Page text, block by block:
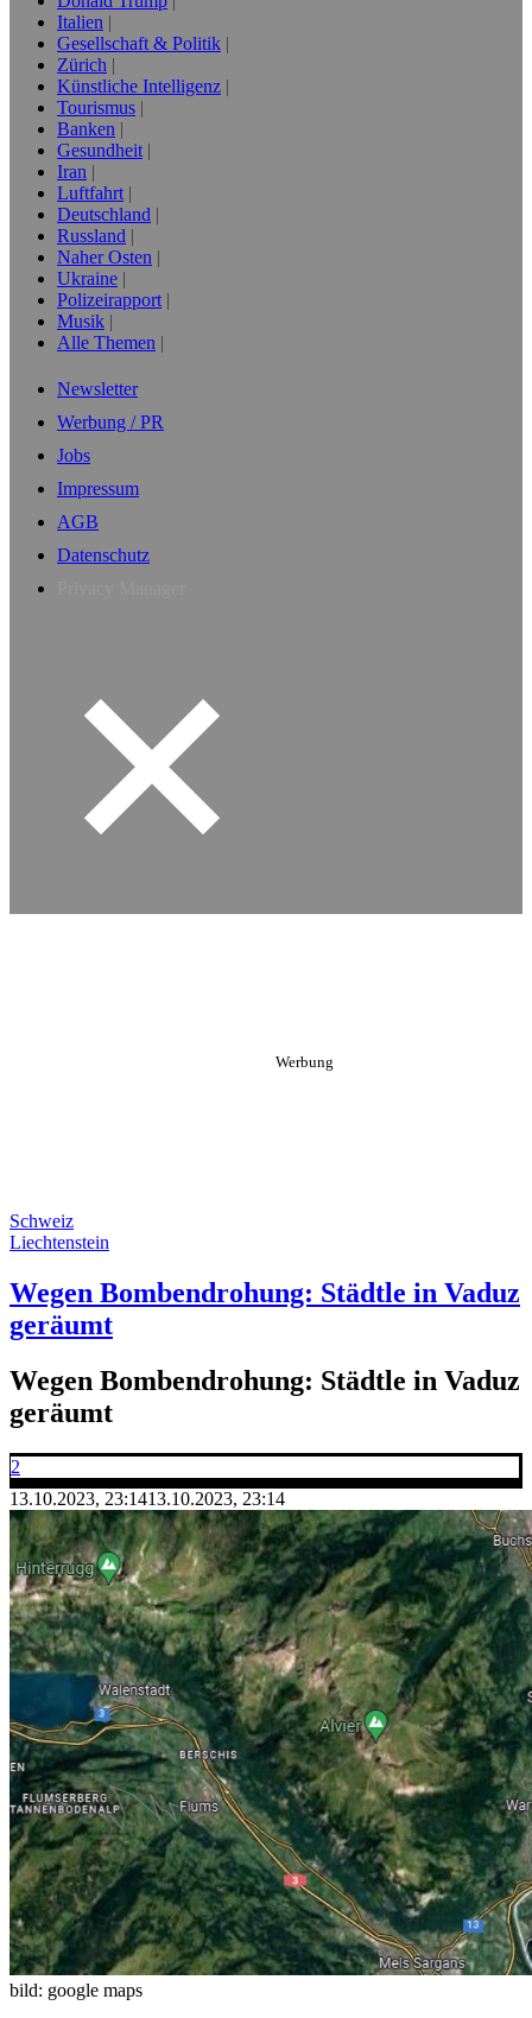
Italien
Gesellschaft & Politik
Zürich
Künstliche Intelligenz
Tourismus
Banken
Gesundheit
Iran
Luftfahrt
Deutschland
Russland
Naher Osten
Ukraine
Polizeirapport
Musik
Alle Themen
Newsletter
Werbung / PR
Jobs
Impressum
AGB
Datenschutz
Schweiz
Liechtenstein
Wegen Bombendrohung: Städtle in Vaduz
geräumt
Wegen Bombendrohung: Städtle in Vaduz
geräumt
2
13.10.2023, 23:1413.10.2023, 23:14
bild: google maps